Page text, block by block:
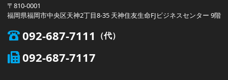
〒810-0001
福岡県福岡市中央区天神2丁目8-35 天神住友生命FJビジネスセンター 9階
092-687-7111
092-687-7117